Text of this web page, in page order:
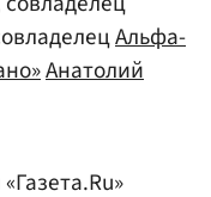
Альфа-
Анатолий